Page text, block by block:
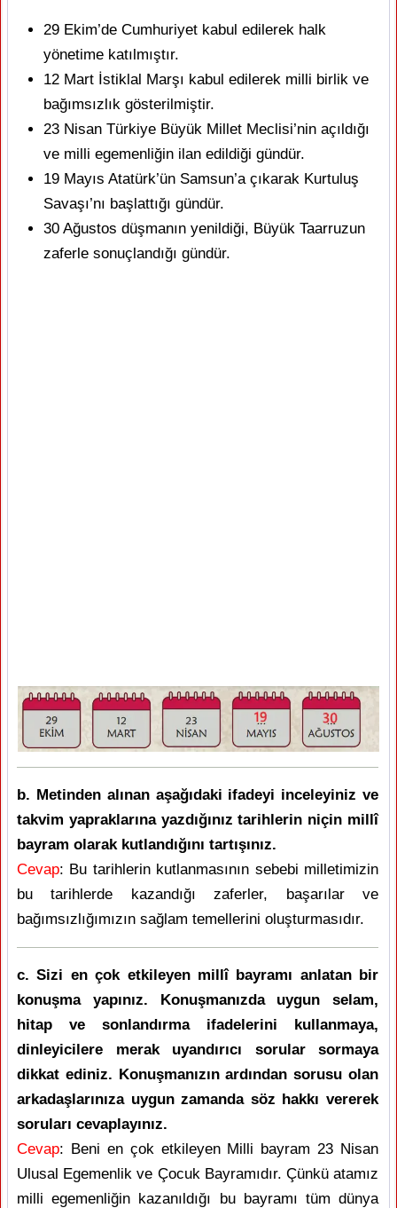
29 Ekim’de Cumhuriyet kabul edilerek halk
yönetime katılmıştır.
12 Mart İstiklal Marşı kabul edilerek milli birlik ve
bağımsızlık gösterilmiştir.
23 Nisan Türkiye Büyük Millet Meclisi’nin açıldığı
ve milli egemenliğin ilan edildiği gündür.
19 Mayıs Atatürk’ün Samsun’a çıkarak Kurtuluş
Savaşı’nı başlattığı gündür.
30 Ağustos düşmanın yenildiği, Büyük Taarruzun
zaferle sonuçlandığı gündür.
b. Metinden alınan aşağıdaki ifadeyi inceleyiniz ve
takvim yapraklarına yazdığınız tarihlerin niçin millî
bayram olarak kutlandığını tartışınız.
Cevap: Bu tarihlerin kutlanmasının sebebi milletimizin
bu tarihlerde kazandığı zaferler, başarılar ve
bağımsızlığımızın sağlam temellerini oluşturmasıdır.
c. Sizi en çok etkileyen millî bayramı anlatan bir
konuşma yapınız. Konuşmanızda uygun selam,
hitap ve sonlandırma ifadelerini kullanmaya,
dinleyicilere merak uyandırıcı sorular sormaya
dikkat ediniz. Konuşmanızın ardından sorusu olan
arkadaşlarınıza uygun zamanda söz hakkı vererek
soruları cevaplayınız.
Cevap: Beni en çok etkileyen Milli bayram 23 Nisan
Ulusal Egemenlik ve Çocuk Bayramıdır. Çünkü atamız
milli egemenliğin kazanıldığı bu bayramı tüm dünya